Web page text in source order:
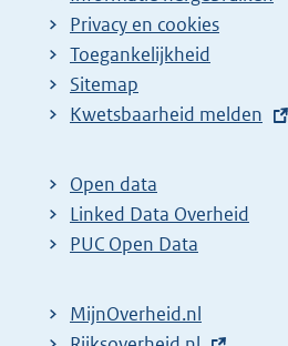
Privacy en cookies
Toegankelijkheid
Sitemap
E
t
e
r
l
Kwetsbaarheid melden
Open data
Linked Data Overheid
PUC Open Data
MijnOverheid.nl